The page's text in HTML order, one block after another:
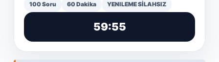
100 Soru 60 Dakika YENILEME SİLAHSIZ
59:55